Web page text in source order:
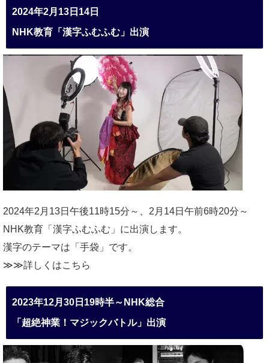
2024年2月13日14日
NHK教育「漢字ふむふむ」出演
2024年2月13日午後11時15分～、2月14日午前6時20分～
NHK教育「漢字ふむふむ」に出演します。
漢字のテーマは「手袋」です。
≫≫詳しくはこちら
2023年12月30日19時半～NHK総合
「超絶神業！マジックバトル」出演